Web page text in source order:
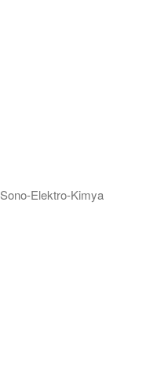
Sono-Elektro-Kimya